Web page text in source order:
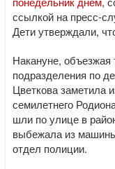
ссылкой на пресс-
Дети утверждали,
Накануне, объезжая
подразделения по
Цветкова заметила
семилетнего
шли по улице в
выбежала из
отдел полиции.